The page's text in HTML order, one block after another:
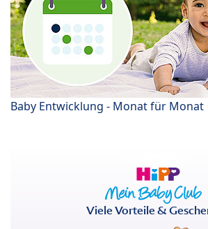
Baby Entwicklung - Monat für Monat
Viele Vorteile &